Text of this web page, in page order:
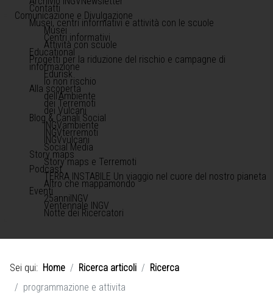
Contatti
Comunicazione e Divulgazione
Musei, centri informativi e attività con le scuole
Musei
Centri informativi
Attività con scuole
Educational
Progetti per la riduzione del rischio e campagne di
informazione
Edurisk
Io non rischio
Alla scoperta
dell'Ambiente
dei Terremoti
dei Vulcani
Blog & Canali Social
INGVambiente
INGVterremoti
INGVvulcani
Social Media
Story maps
Story maps e Terremoti
Podcast
TERRA INSTABILE Un viaggio nel cuore del nostro pianeta
Altro che mappamondo
Eventi
25anniINGV
Ventennale INGV
Notte dei Ricercatori
Sei qui: Home Ricerca articoli
Ricerca
programmazione e attivita